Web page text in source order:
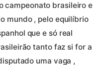
campeonato brasileiro e
mundo , pelo equilíbrio
que e só real
tanto faz si for a
uma vaga ,